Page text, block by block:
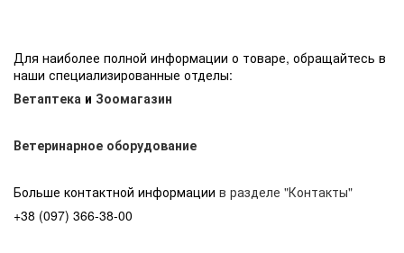
Для наиболее полной информации о товаре, обращайтесь в
наши специализированные отделы:
Ветаптека и Зоомагазин
Ветеринарное оборудование
Больше контактной информации в разделе "Контакты"
+38 (097) 366-38-00